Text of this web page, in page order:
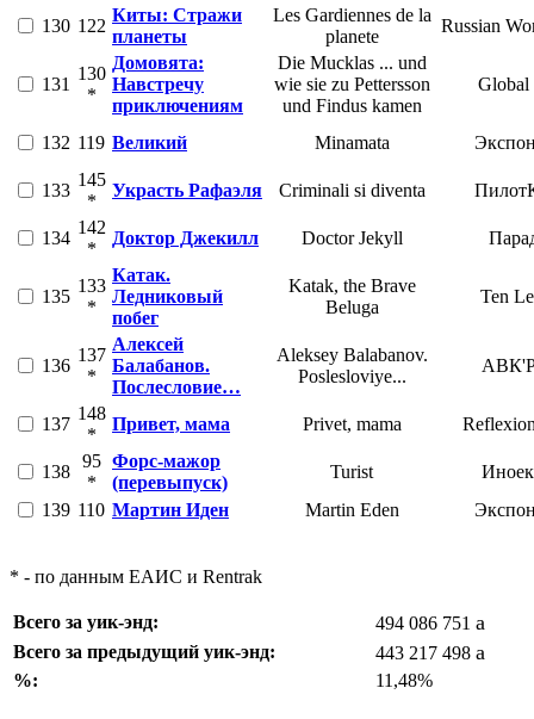
130 122
Киты: Стражи
планеты
Les Gardiennes de la
planete
Russian
131
130
*
Домовята:
Навстречу
приключениям
Die Mucklas ... und
wie sie zu Pettersson
und Findus kamen
Global
132 119 Великий Minamata
133
145
*
Украсть Рафаэля Criminali si diventa
134
142
*
Доктор Джекилл Doctor Jekyll
135
133
*
Катак.
Ледниковый
побег
Katak, the Brave
Beluga
Ten
136
137
*
Алексей
Балабанов.
Послесловие…
Aleksey Balabanov.
Poslesloviye...
137
148
*
Привет, мама Privet, mama
138
95
*
Форс-мажор
(перевыпуск)
Turist
139 110 Мартин Иден Martin Eden
* - по данным ЕАИС и Rentrak
Всего за уик-энд: 494 086 751 a
Всего за предыдущий уик-энд: 443 217 498 a
%: 11,48%